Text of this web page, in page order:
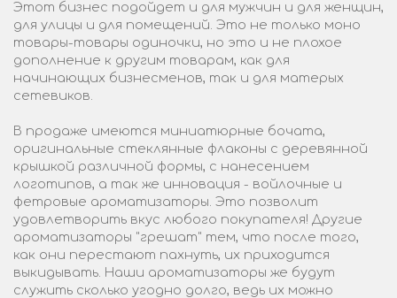
Этот бизнес подойдет и для мужчин и для женщин,
для улицы и для помещений. Это не только моно
товары-товары одиночки, но это и не плохое
дополнение к другим товарам, как для
начинающих бизнесменов, так и для матерых
сетевиков.
В продаже имеются миниатюрные бочата,
оригинальные стеклянные флаконы с деревянной
крышкой различной формы, с нанесением
логотипов, а так же инновация - войлочные и
фетровые ароматизаторы. Это позволит
удовлетворить вкус любого покупателя! Другие
ароматизаторы "грешат" тем, что после того,
как они перестают пахнуть, их приходится
выкидывать. Наши ароматизаторы же будут
служить сколько угодно долго, ведь их можно